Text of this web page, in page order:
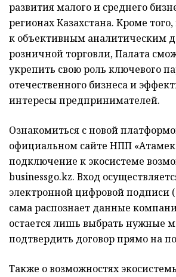
развития малого и среднего
регионах Казахстана. Кроме
к объективным аналитическим
розничной торговли, Палата
укрепить свою роль ключевого
отечественного бизнеса и
интересы предпринимателей.
Ознакомиться с новой
официальном сайте НПП
подключение к экосистеме
businessgo.kz. Вход
электронной цифровой подписи
сама распознает данные
остается лишь выбрать нужные
подтвердить договор прямо на
Также о возможностях